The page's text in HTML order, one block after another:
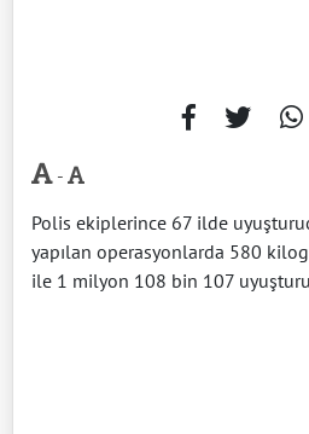
-
Polis ekiplerince 67 ilde
yapılan operasyonlarda 580
ile 1 milyon 108 bin 107